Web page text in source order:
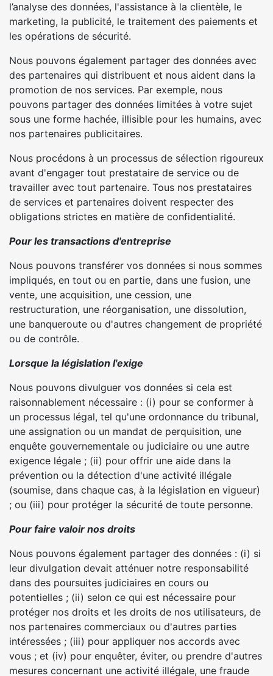
l’analyse des données, l'assistance à la clientèle, le
marketing, la publicité, le traitement des paiements et
les opérations de sécurité.
Nous pouvons également partager des données avec
des partenaires qui distribuent et nous aident dans la
promotion de nos services. Par exemple, nous
pouvons partager des données limitées à votre sujet
sous une forme hachée, illisible pour les humains, avec
nos partenaires publicitaires.
Nous procédons à un processus de sélection rigoureux
avant d'engager tout prestataire de service ou de
travailler avec tout partenaire. Tous nos prestataires
de services et partenaires doivent respecter des
obligations strictes en matière de confidentialité.
Pour les transactions d'entreprise
Nous pouvons transférer vos données si nous sommes
impliqués, en tout ou en partie, dans une fusion, une
vente, une acquisition, une cession, une
restructuration, une réorganisation, une dissolution,
une banqueroute ou d'autres changement de propriété
ou de contrôle.
Lorsque la législation l'exige
Nous pouvons divulguer vos données si cela est
raisonnablement nécessaire : (i) pour se conformer à
un processus légal, tel qu'une ordonnance du tribunal,
une assignation ou un mandat de perquisition, une
enquête gouvernementale ou judiciaire ou une autre
exigence légale ; (ii) pour offrir une aide dans la
prévention ou la détection d'une activité illégale
(soumise, dans chaque cas, à la législation en vigueur)
; ou (iii) pour protéger la sécurité de toute personne.
Pour faire valoir nos droits
Nous pouvons également partager des données : (i) si
leur divulgation devait atténuer notre responsabilité
dans des poursuites judiciaires en cours ou
potentielles ; (ii) selon ce qui est nécessaire pour
protéger nos droits et les droits de nos utilisateurs, de
nos partenaires commerciaux ou d'autres parties
intéressées ; (iii) pour appliquer nos accords avec
vous ; et (iv) pour enquêter, éviter, ou prendre d'autres
mesures concernant une activité illégale, une fraude